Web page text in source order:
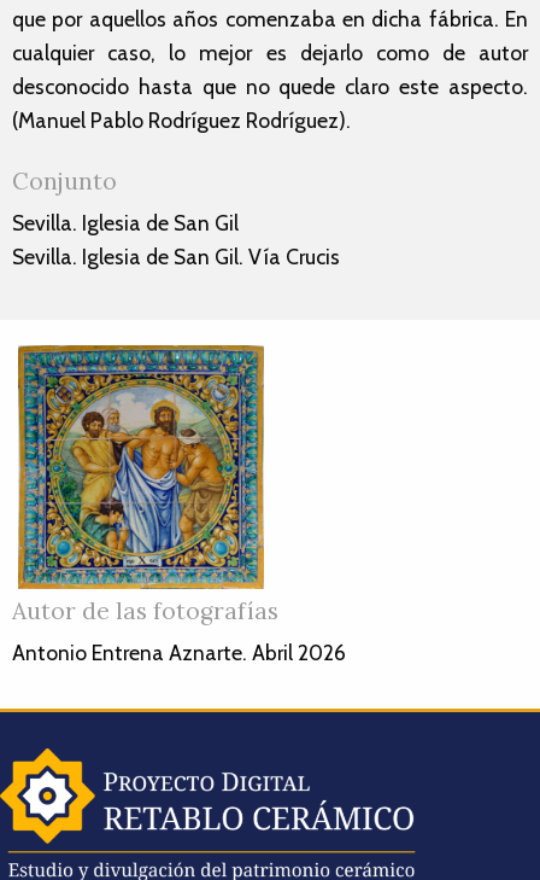
que por aquellos años comenzaba en dicha fábrica. En
cualquier caso, lo mejor es dejarlo como de autor
desconocido hasta que no quede claro este aspecto.
(Manuel Pablo Rodríguez Rodríguez).
Conjunto
Sevilla. Iglesia de San Gil
Sevilla. Iglesia de San Gil. Vía Crucis
Autor de las fotografías
Antonio Entrena Aznarte. Abril 2026